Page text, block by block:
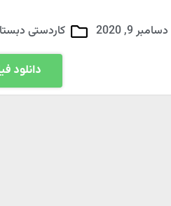
دسامبر 9, 2020 کاردستی
دانلود